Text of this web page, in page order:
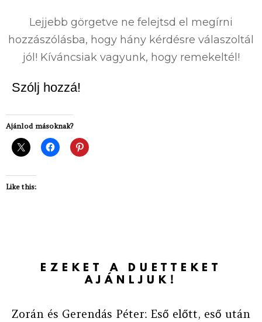
Lejjebb görgetve ne felejtsd el megírni
hozzászólásba, hogy hány kérdésre válaszoltál
jól! Kíváncsiak vagyunk, hogy remekeltél!
Szólj hozzá!
Ajánlod másoknak?
Like this:
EZEKET A DUETTEKET
AJÁNLJUK!
Zorán és Gerendás Péter: Eső előtt, eső után